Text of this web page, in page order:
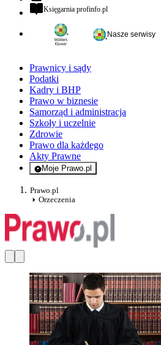
Księgarnia profinfo.plotwiera się w
Nasze serwisy
Prawnicy i sądy
Podatki
Kadry i BHP
Prawo w biznesie
Samorząd i administracja
Szkoły i uczelnie
Zdrowie
Prawo dla każdego
Akty Prawne
Moje Prawo.pl
- rejestracja i logowanie do
Prawo.pl
Orzeczenia